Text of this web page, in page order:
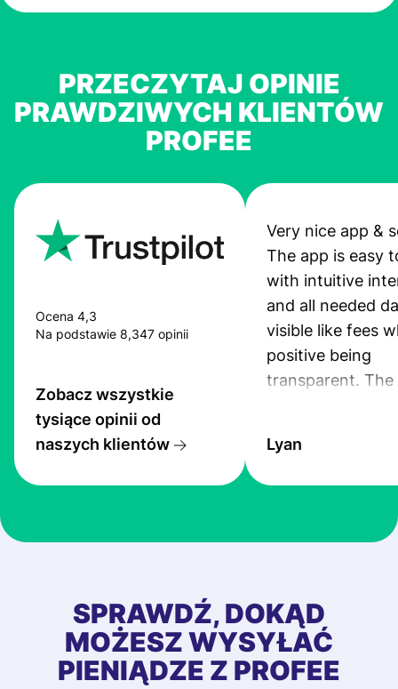
PRZECZYTAJ OPINIE
PRAWDZIWYCH KLIENTÓW
PROFEE
Ocena 4,3
Na podstawie 8,347 opinii
Zobacz wszystkie
tysiące opinii od
naszych klientów
Very nice app &
The app is easy
with intuitive
and all needed
visible like fees
positive being
transparent. The
the exchange
at Profee is very
first started
app, and they
quick to provide
and helpful
Lyan
SPRAWDŹ, DOKĄD
MOŻESZ WYSYŁAĆ
PIENIĄDZE Z PROFEE